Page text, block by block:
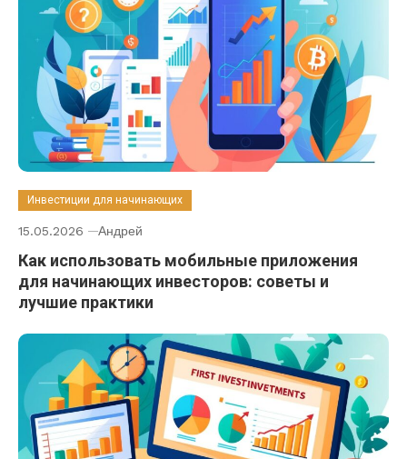
Инвестиции для начинающих
15.05.2026 Андрей
Как использовать мобильные приложения
для начинающих инвесторов: советы и
лучшие практики